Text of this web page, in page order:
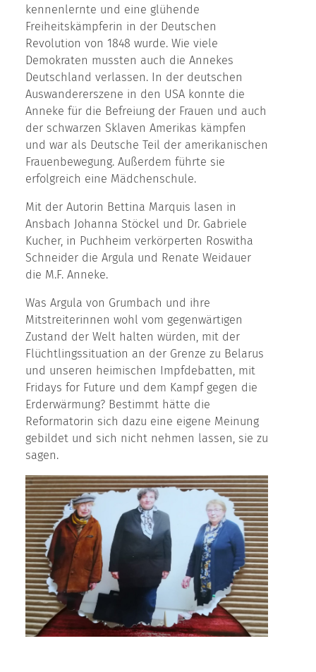
kennenlernte und eine glühende
Freiheitskämpferin in der Deutschen
Revolution von 1848 wurde. Wie viele
Demokraten mussten auch die Annekes
Deutschland verlassen. In der deutschen
Auswandererszene in den USA konnte die
Anneke für die Befreiung der Frauen und auch
der schwarzen Sklaven Amerikas kämpfen
und war als Deutsche Teil der amerikanischen
Frauenbewegung. Außerdem führte sie
erfolgreich eine Mädchenschule.
Mit der Autorin Bettina Marquis lasen in
Ansbach Johanna Stöckel und Dr. Gabriele
Kucher, in Puchheim verkörperten Roswitha
Schneider die Argula und Renate Weidauer
die M.F. Anneke.
Was Argula von Grumbach und ihre
Mitstreiterinnen wohl vom gegenwärtigen
Zustand der Welt halten würden, mit der
Flüchtlingssituation an der Grenze zu Belarus
und unseren heimischen Impfdebatten, mit
Fridays for Future und dem Kampf gegen die
Erderwärmung? Bestimmt hätte die
Reformatorin sich dazu eine eigene Meinung
gebildet und sich nicht nehmen lassen, sie zu
sagen.